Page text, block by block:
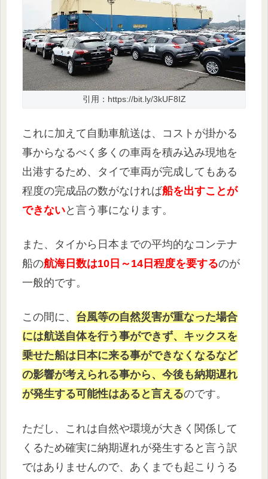
引用：https://bit.ly/3kUF8IZ
これに加えて自動車航送は、コストが掛かる
事からなるべく多くの車両を積み込み現地を
出港するため、タイで車両が完成してもある
程度の完成品の数がなければ船を出すことが
できないと言う事になります。
また、タイから日本までの平均的なコンテナ
船の航海日数は10日～14日程度を要するのが
一般的です。
この間に、 台風等の自然災害が重なった場合
には航送自体を行う事ができず、キックスを
乗せた船は日本に来る事ができなくなるなど
の影響が考えられる事から、今後も納期遅れ
が発生する可能性はあると言えるのです。
ただし、これは自然や環境が大きく関係して
くるため確実に納期遅れが発生すると言う訳
ではありませんので、あくまでも起こりうる